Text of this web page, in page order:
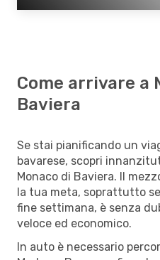
Come arrivare a
Baviera
Se stai pianificando un
bavarese, scopri
Monaco di Baviera. Il
la tua meta, soprattutto
fine settimana, è senza
veloce ed economico.
In auto è necessario